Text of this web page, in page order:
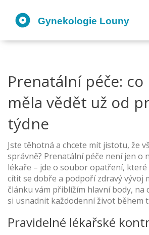
Prenatální péče: co
měla vědět už od
týdne
Jste těhotná a chcete mít jistotu, že
správně? Prenatální péče není jen o
lékaře – jde o soubor opatření,
cítit se dobře a podpoří zdravý vývoj
článku vám přiblížím hlavní body, na
si usnadnit každodenní život během
Pravidelné lékařské